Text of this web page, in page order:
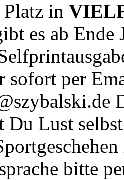
in
es ab Ende
sofort per
Du Lust
bitte